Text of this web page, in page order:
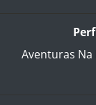
Aventuras